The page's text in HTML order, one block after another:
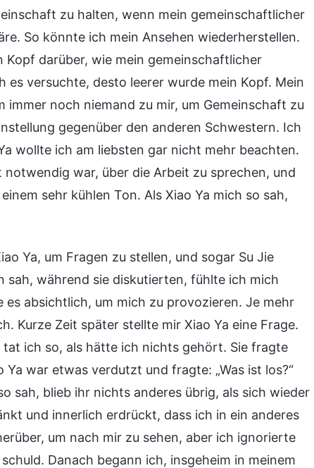
zu halten, wenn mein gemeinschaftlicher
So könnte ich mein Ansehen wiederherstellen.
Kopf darüber, wie mein gemeinschaftlicher
versuchte, desto leerer wurde mein Kopf. Mein
noch niemand zu mir, um Gemeinschaft zu
gegenüber den anderen Schwestern. Ich
wollte ich am liebsten gar nicht mehr beachten.
war, über die Arbeit zu sprechen, und
sehr kühlen Ton. Als Xiao Ya mich so sah,
Ya, um Fragen zu stellen, und sogar Su Jie
sah, während sie diskutierten, fühlte ich mich
absichtlich, um mich zu provozieren. Je mehr
Kurze Zeit später stellte mir Xiao Ya eine Frage.
ich so, als hätte ich nichts gehört. Sie fragte
war etwas verdutzt und fragte: „Was ist los?“
sah, blieb ihr nichts anderes übrig, als sich wieder
und innerlich erdrückt, dass ich in ein anderes
um nach mir zu sehen, aber ich ignorierte
Danach begann ich, insgeheim in meinem